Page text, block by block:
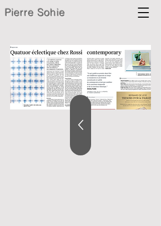
Pierre Sohie